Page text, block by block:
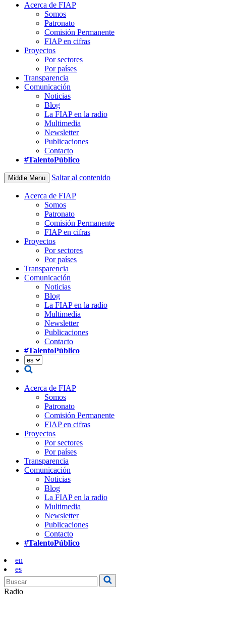
Acerca de FIAP
Somos
Patronato
Comisión Permanente
FIAP en cifras
Proyectos
Por sectores
Por países
Transparencia
Comunicación
Noticias
Blog
La FIAP en la radio
Multimedia
Newsletter
Publicaciones
Contacto
#TalentoPúblico
Middle Menu Saltar al contenido
Acerca de FIAP
Somos
Patronato
Comisión Permanente
FIAP en cifras
Proyectos
Por sectores
Por países
Transparencia
Comunicación
Noticias
Blog
La FIAP en la radio
Multimedia
Newsletter
Publicaciones
Contacto
#TalentoPúblico
Acerca de FIAP
Somos
Patronato
Comisión Permanente
FIAP en cifras
Proyectos
Por sectores
Por países
Transparencia
Comunicación
Noticias
Blog
La FIAP en la radio
Multimedia
Newsletter
Publicaciones
Contacto
#TalentoPúblico
en
es
Radio